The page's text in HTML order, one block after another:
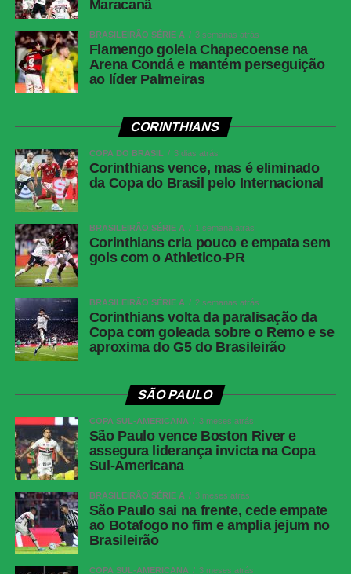
Sem novas mudanças no placar, o clássico terminou
empatado em 1 a 1.
Próximos jogos
Competição:Copa Sul-Americana – oitavas de final (ida)
Data e horário:13.08 (quinta-feira), às 21h30 (de
Brasília)
Local:Estádio Inca Garcilaso de la Vega
Fluminense x Independiente Rivadavia
Competição:Copa Libertadores – oitavas de final (ida)
Data e horário:11.08 (terça-feira), às 19h (de Brasília)
Local:Estádio do Maracanã
FICHA
TÉCNICA
Resultado
Botafogo 1 x 1 Fluminense
Campeonato Brasileiro — Série A, 22ª rodada
horário
Sábado, 8 de agosto de 2026, às 21h, de
Brasília
Local
Estádio Nilton Santos, Rio de Janeiro (RJ)
Cartões
amarelos —
Botafogo
Cartões
amarelos —
Fluminense
Zubeldía, Ignácio, Nonato e Samuel Xavier
Maracanã
BRASILEIRÃO SÉRIE A 3 semanas atrás
Flamengo goleia Chapecoense na
Arena Condá e mantém perseguição
ao líder Palmeiras
CORINTHIANS
COPA DO BRASIL 3 dias atrás
Corinthians vence, mas é eliminado
da Copa do Brasil pelo Internacional
BRASILEIRÃO SÉRIE A 1 semana atrás
Corinthians cria pouco e empata sem
gols com o Athletico-PR
BRASILEIRÃO SÉRIE A 2 semanas atrás
Corinthians volta da paralisação da
Copa com goleada sobre o Remo e se
aproxima do G5 do Brasileirão
SÃO PAULO
COPA SUL-AMERICANA 3 meses atrás
São Paulo vence Boston River e
assegura liderança invicta na Copa
Sul-Americana
BRASILEIRÃO SÉRIE A 3 meses atrás
São Paulo sai na frente, cede empate
ao Botafogo no fim e amplia jejum no
Brasileirão
COPA SUL-AMERICANA 3 meses atrás